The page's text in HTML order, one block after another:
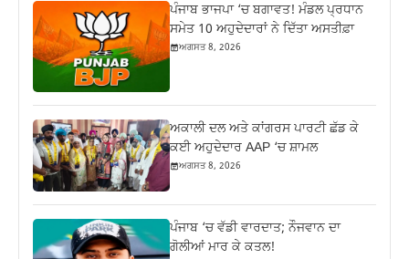
ਪੰਜਾਬ ਭਾਜਪਾ ‘ਚ ਬਗਾਵਤ! ਮੰਡਲ ਪ੍ਰਧਾਨ
ਸਮੇਤ 10 ਅਹੁਦੇਦਾਰਾਂ ਨੇ ਦਿੱਤਾ ਅਸਤੀਫ਼ਾ
ਅਗਸਤ 8, 2026
ਅਕਾਲੀ ਦਲ ਅਤੇ ਕਾਂਗਰਸ ਪਾਰਟੀ ਛੱਡ ਕੇ
ਕਈ ਅਹੁਦੇਦਾਰ AAP ‘ਚ ਸ਼ਾਮਲ
ਅਗਸਤ 8, 2026
ਪੰਜਾਬ ‘ਚ ਵੱਡੀ ਵਾਰਦਾਤ; ਨੌਜਵਾਨ ਦਾ
ਗੋਲੀਆਂ ਮਾਰ ਕੇ ਕਤਲ!